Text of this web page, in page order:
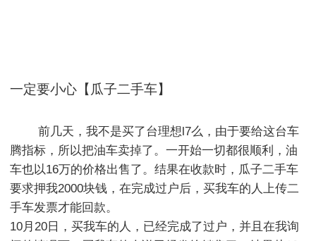
一定要小心【瓜子二手车】
        前几天，我不是买了台理想l7么，由于要给这台车
腾指标，所以把油车卖掉了。一开始一切都很顺利，油
车也以16万的价格出售了。结果在收款时，瓜子二手车
要求押我2000块钱，在完成过户后，买我车的人上传二
手车发票才能回款。
10月20日，买我车的人，已经完成了过户，并且在我询